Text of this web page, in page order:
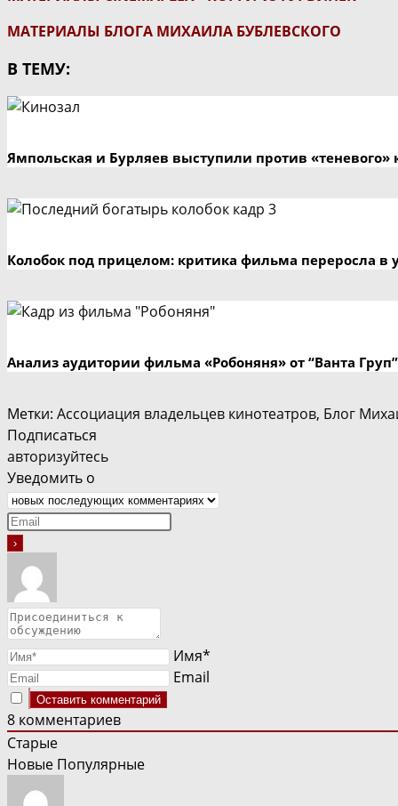
МАТЕРИАЛЫ БЛОГА МИХАИЛА БУБЛЕВСКОГО
В ТЕМУ:
Ямпольская и Бурляев выступили против «теневого»
Колобок под прицелом: критика фильма переросла в
Анализ аудитории фильма «Робоняня» от “Ванта Груп”
Метки: Ассоциация владельцев кинотеатров, Блог
Подписаться
авторизуйтесь
Уведомить о
Имя*
Email
8 комментариев
Старые
Новые Популярные